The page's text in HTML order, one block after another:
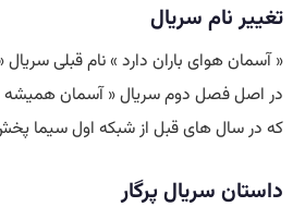
تغییر نام سریال
« آسمان هوای باران دارد » نام قبلی سریال
در اصل فصل دوم سریال « آسمان همیشه
که در سال های قبل از شبکه اول سیما
داستان سریال پرگار